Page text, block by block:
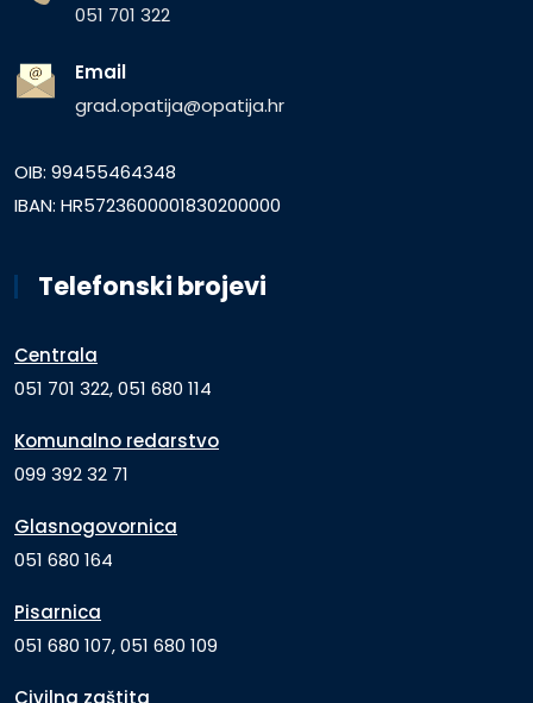
051 701 322
Email
grad.opatija@opatija.hr
OIB: 99455464348
IBAN: HR5723600001830200000
Telefonski brojevi
Centrala
051 701 322, 051 680 114
Komunalno redarstvo
099 392 32 71
Glasnogovornica
051 680 164
Pisarnica
051 680 107, 051 680 109
Civilna zaštita